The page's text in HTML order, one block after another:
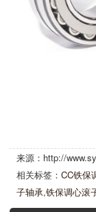
来源：http://
相关标签： CC铁保
子轴承,铁保调心滚